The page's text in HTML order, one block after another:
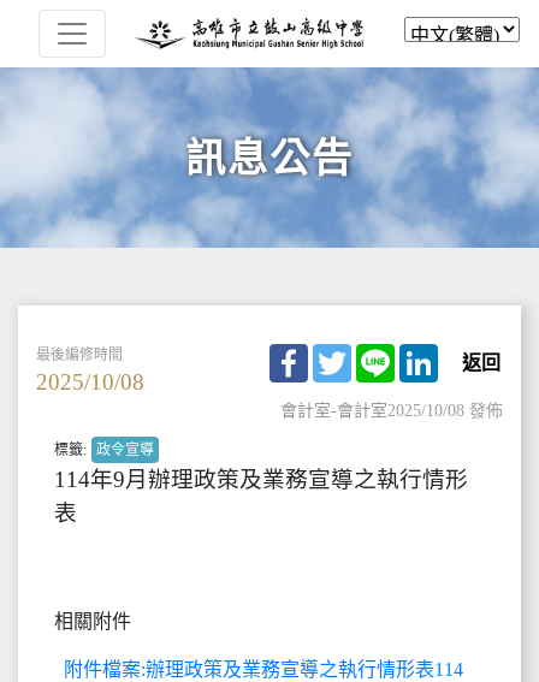
訊息公告
最後編修時間
2025/10/08
Facebook
TwitterLine LinkedIn
返回
會計室-會計室2025/10/08 發佈
標籤: 政令宣導
114年9月辦理政策及業務宣導之執行情形
表
相關附件
附件檔案:辦理政策及業務宣導之執行情形表114